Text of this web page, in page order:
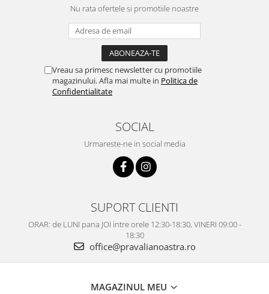
Nu rata ofertele si promotiile noastre
Vreau sa primesc newsletter cu promotiile
magazinului. Afla mai multe in Politica de
Confidentialitate
SOCIAL
Urmareste-ne in social media
SUPORT CLIENTI
ORAR: de LUNI pana JOI intre orele 12:30-18:30, VINERI 09:00 -
18:30
office@pravalianoastra.ro
MAGAZINUL MEU